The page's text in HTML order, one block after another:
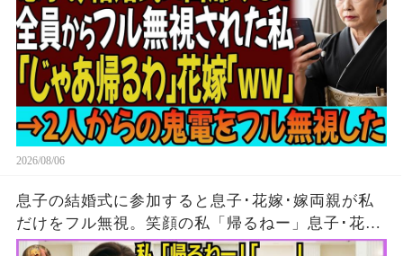
2026/08/06
息子の結婚式に参加すると息子･花嫁･嫁両親が私
だけをフル無視。笑顔の私「帰るねー」息子･花
嫁･嫁両親「…」→5分後、大量の着信がきたが無